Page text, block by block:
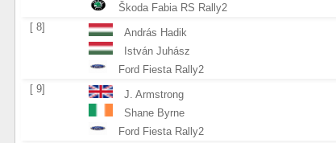
Škoda Fabia RS Rally2
[ 8]
András Hadik
István Juhász
Ford Fiesta Rally2
[ 9]
J. Armstrong
Shane Byrne
Ford Fiesta Rally2